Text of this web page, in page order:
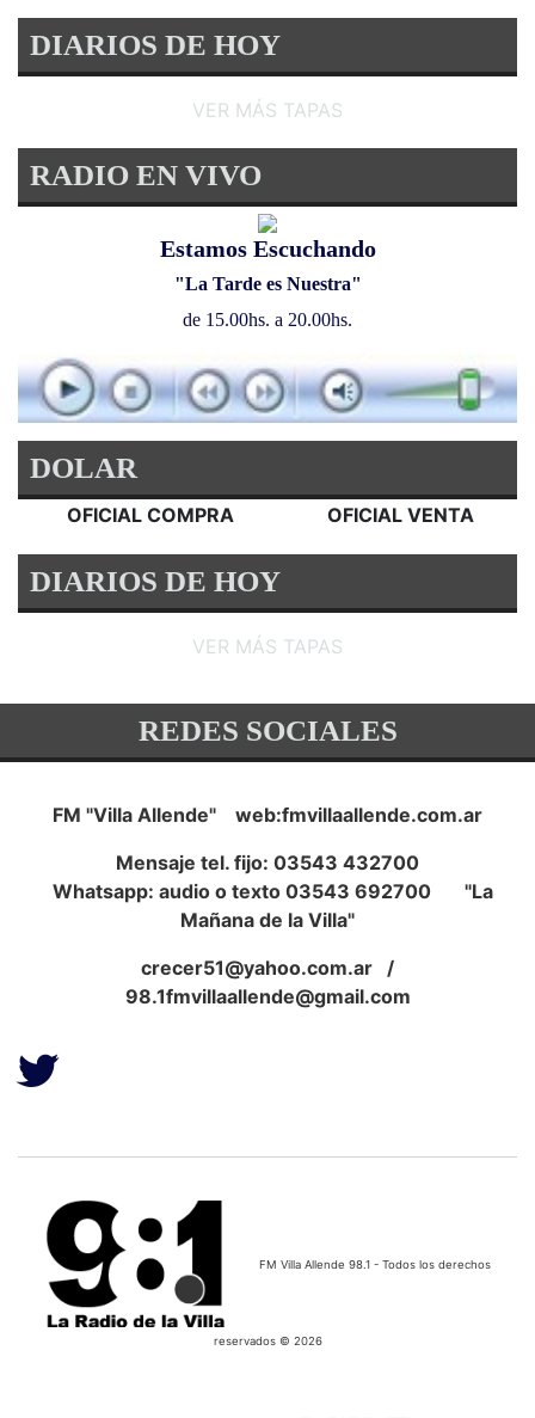
DIARIOS DE HOY
VER MÁS TAPAS
RADIO EN VIVO
Estamos Escuchando
"La Tarde es Nuestra"
de 15.00hs. a 20.00hs.
DOLAR
OFICIAL COMPRA OFICIAL VENTA
DIARIOS DE HOY
VER MÁS TAPAS
REDES SOCIALES
FM "Villa Allende" web:fmvillaallende.com.ar
Mensaje tel. fijo: 03543 432700
Whatsapp: audio o texto 03543 692700 "La
Mañana de la Villa"
crecer51@yahoo.com.ar /
98.1fmvillaallende@gmail.com
FM Villa Allende 98.1 - Todos los derechos
reservados © 2026